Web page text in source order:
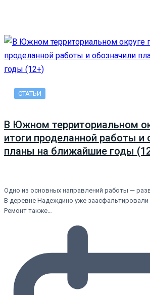
СТАТЬИ
В Южном территориальном
итоги проделанной работы и
планы на ближайшие годы
Одно из основных направлений работы —
В деревне Надеждино уже заасфальтировали
Ремонт также…